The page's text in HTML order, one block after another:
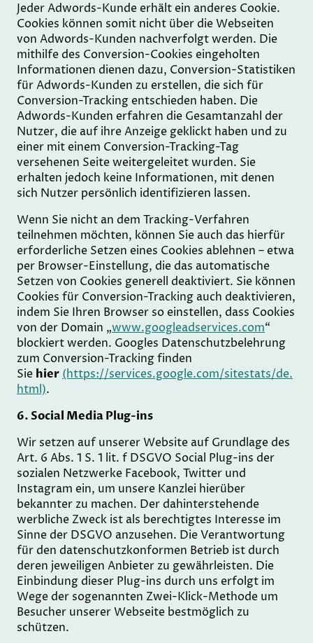
Jeder Adwords-Kunde erhält ein anderes Cookie.
Cookies können somit nicht über die Webseiten
von Adwords-Kunden nachverfolgt werden. Die
mithilfe des Conversion-Cookies eingeholten
Informationen dienen dazu, Conversion-Statistiken
für Adwords-Kunden zu erstellen, die sich für
Conversion-Tracking entschieden haben. Die
Adwords-Kunden erfahren die Gesamtanzahl der
Nutzer, die auf ihre Anzeige geklickt haben und zu
einer mit einem Conversion-Tracking-Tag
versehenen Seite weitergeleitet wurden. Sie
erhalten jedoch keine Informationen, mit denen
sich Nutzer persönlich identifizieren lassen.
Wenn Sie nicht an dem Tracking-Verfahren
teilnehmen möchten, können Sie auch das hierfür
erforderliche Setzen eines Cookies ablehnen – etwa
per Browser-Einstellung, die das automatische
Setzen von Cookies generell deaktiviert. Sie können
Cookies für Conversion-Tracking auch deaktivieren,
indem Sie Ihren Browser so einstellen, dass Cookies
von der Domain „www.googleadservices.com“
blockiert werden. Googles Datenschutzbelehrung
zum Conversion-Tracking finden
Sie hier (https://services.google.com/sitestats/de.
html).
6. Social Media Plug-ins
Wir setzen auf unserer Website auf Grundlage des
Art. 6 Abs. 1 S. 1 lit. f DSGVO Social Plug-ins der
sozialen Netzwerke Facebook, Twitter und
Instagram ein, um unsere Kanzlei hierüber
bekannter zu machen. Der dahinterstehende
werbliche Zweck ist als berechtigtes Interesse im
Sinne der DSGVO anzusehen. Die Verantwortung
für den datenschutzkonformen Betrieb ist durch
deren jeweiligen Anbieter zu gewährleisten. Die
Einbindung dieser Plug-ins durch uns erfolgt im
Wege der sogenannten Zwei-Klick-Methode um
Besucher unserer Webseite bestmöglich zu
schützen.